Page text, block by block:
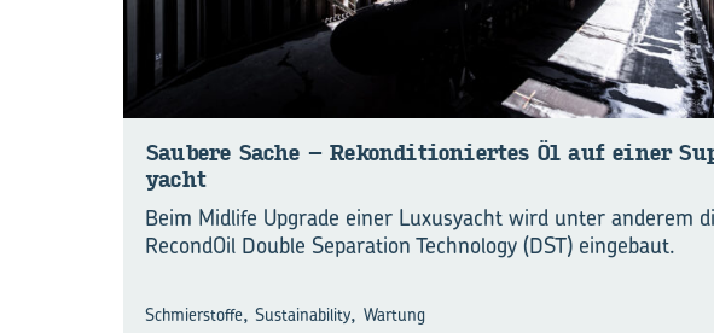
Sau­be­re Sache – Re­kon­di­tio­nier­tes Öl auf einer
yacht
Beim Midlife Upgrade einer Luxusyacht wird unter anderem
RecondOil Double Separation Technology (DST) eingebaut.
Schmierstoffe, Sustainability, Wartung